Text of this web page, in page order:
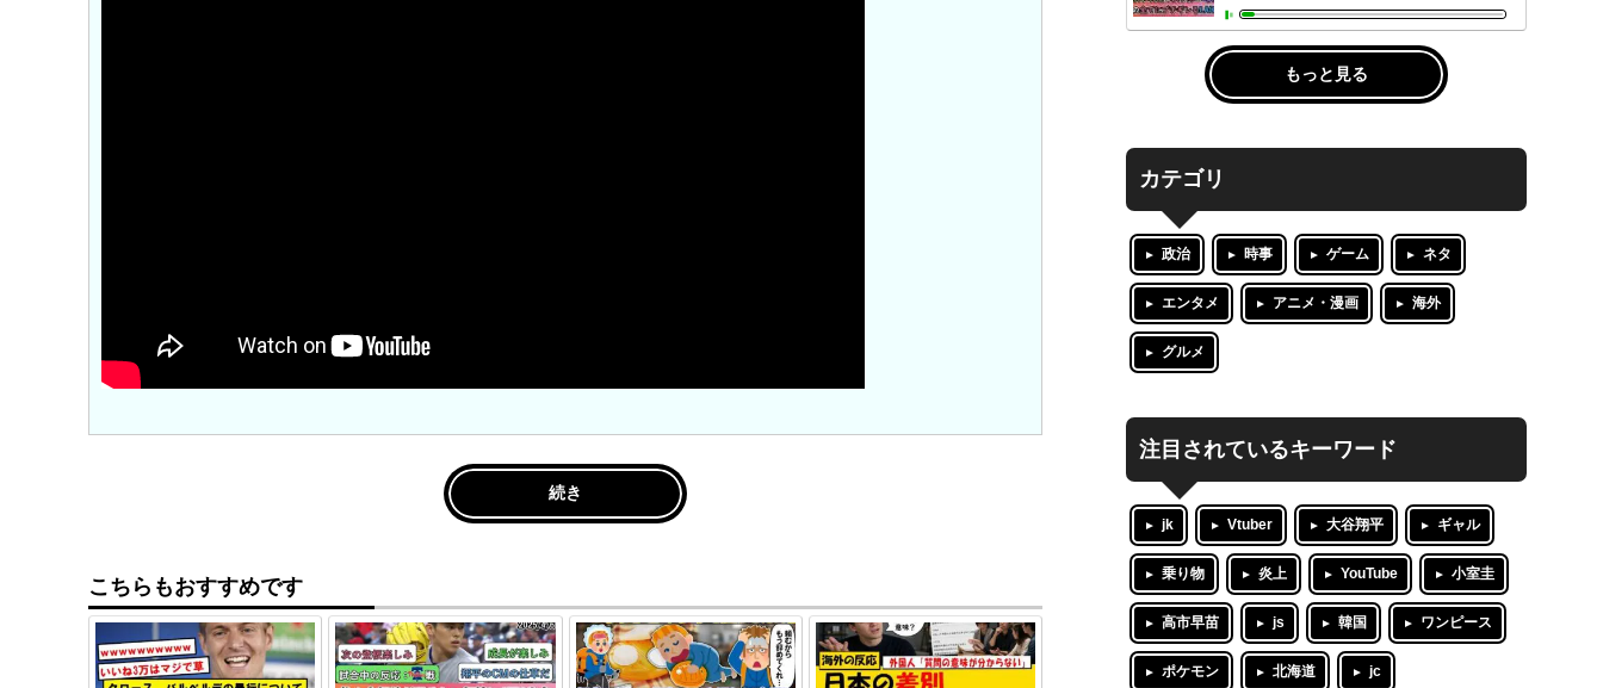
続き
こちらもおすすめです
もっと見る
カテゴリ
政治 時事 ゲーム ネタ
エンタメ アニメ・漫画 海外
グルメ
注目されているキーワード
jk Vtuber 大谷翔平 ギャル
乗り物 炎上 YouTube 小室圭
高市早苗 js 韓国 ワンピース
ポケモン 北海道 jc